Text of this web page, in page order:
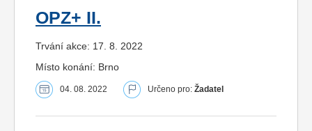
OPZ+ II.
Trvání akce: 17. 8. 2022
Místo konání: Brno
04. 08. 2022 Určeno pro: Žadatel